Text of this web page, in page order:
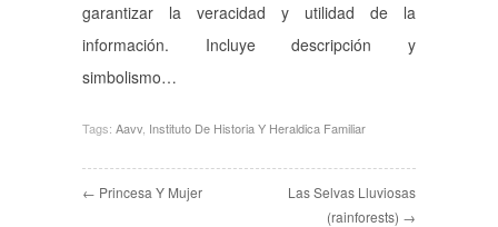
garantizar la veracidad y utilidad de la
información. Incluye descripción y
simbolismo…
Tags: Aavv Instituto De Historia Y Heraldica Familiar
← Princesa Y Mujer
Las Selvas Lluviosas
(rainforests) →